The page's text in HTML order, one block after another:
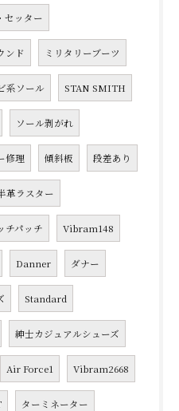
セッター
ンド ミリタリーブーツ
系ソール STAN SMITH
ソール剥がれ
修理 傾斜板 段差あり
革ラスター
チパッチ Vibram148
Danner ダナー
Standard
紳士カジュアルシューズ
Air Force1 Vibram2668
ターミネーター